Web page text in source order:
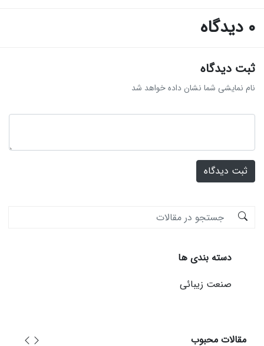
0 دیدگاه
ثبت دیدگاه
نام نمایشی شما نشان داده خواهد شد
ثبت دیدگاه
دسته بندی ها
صنعت زیبائی
مقالات محبوب